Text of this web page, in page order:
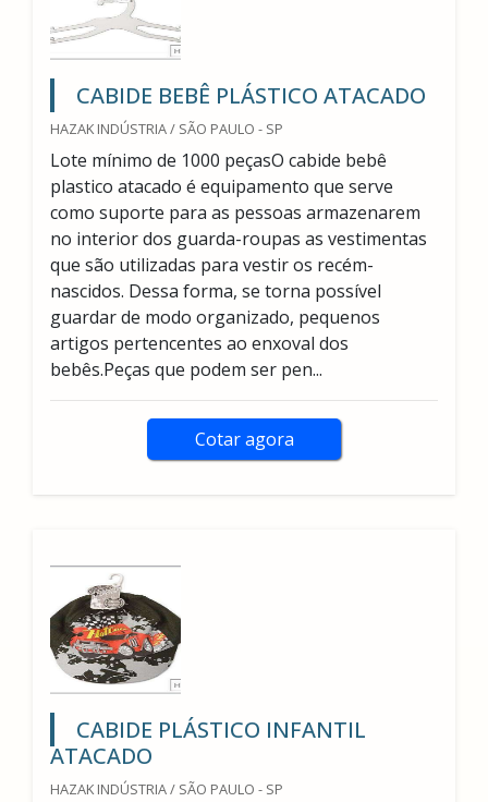
CABIDE BEBÊ PLÁSTICO ATACADO
HAZAK INDÚSTRIA / SÃO PAULO - SP
Lote mínimo de 1000 peçasO cabide bebê
plastico atacado é equipamento que serve
como suporte para as pessoas armazenarem
no interior dos guarda-roupas as vestimentas
que são utilizadas para vestir os recém-
nascidos. Dessa forma, se torna possível
guardar de modo organizado, pequenos
artigos pertencentes ao enxoval dos
bebês.Peças que podem ser pen...
Cotar agora
CABIDE PLÁSTICO INFANTIL
ATACADO
HAZAK INDÚSTRIA / SÃO PAULO - SP